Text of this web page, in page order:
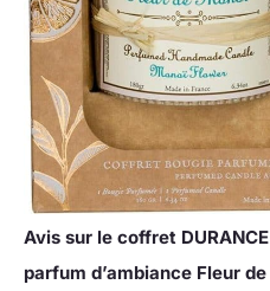
Avis sur le coffret
parfum d’ambiance Fleur